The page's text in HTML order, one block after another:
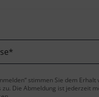
*
stimmen Sie dem
Die Abmeldung ist jederzeit